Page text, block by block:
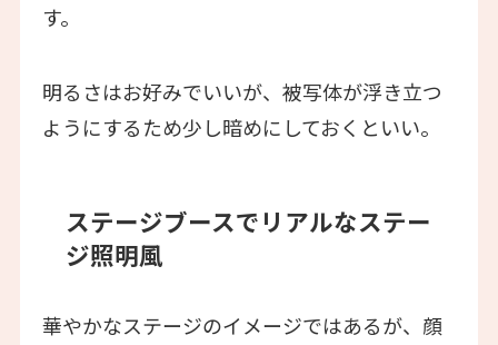
す。
明るさはお好みでいいが、被写体が浮き立つ
ようにするため少し暗めにしておくといい。
ステージブースでリアルなステー
ジ照明風
華やかなステージのイメージではあるが、顔